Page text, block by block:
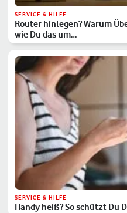
SERVICE & HILFE
Router hinlegen? Warum
wie Du das um…
SERVICE & HILFE
Handy heiß? So schützt Du